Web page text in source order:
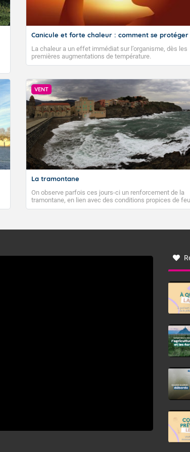
Canicule et forte chaleur : comment se protéger
La chaleur a un effet immédiat sur l’organisme, dès les
premières augmentations de température.
VENT
La tramontane
On observe parfois ces jours-ci un renforcement de la
tramontane, en lien avec des conditions propices de
de forêt. Mais qu'est-ce que la tramontane ? Quelles
à nord-ouest, dans un secteur qui part du Roussillon à la
monts, en allusion aux régions montagneuses d’où